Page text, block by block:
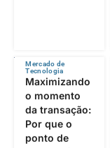
Mercado de
Tecnologia
Maximizando
o momento
da transação:
Por que o
ponto de